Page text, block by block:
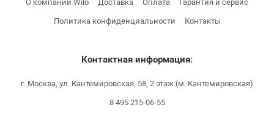
О компании Wilo Доставка Оплата Гарантия и сервис
Политика конфиденциальности Контакты
Контактная информация:
г. Москва, ул. Кантемировская, 58, 2 этаж (м. Кантемировская)
8 495 215-06-55